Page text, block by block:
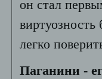
он стал
легко
Паганини -